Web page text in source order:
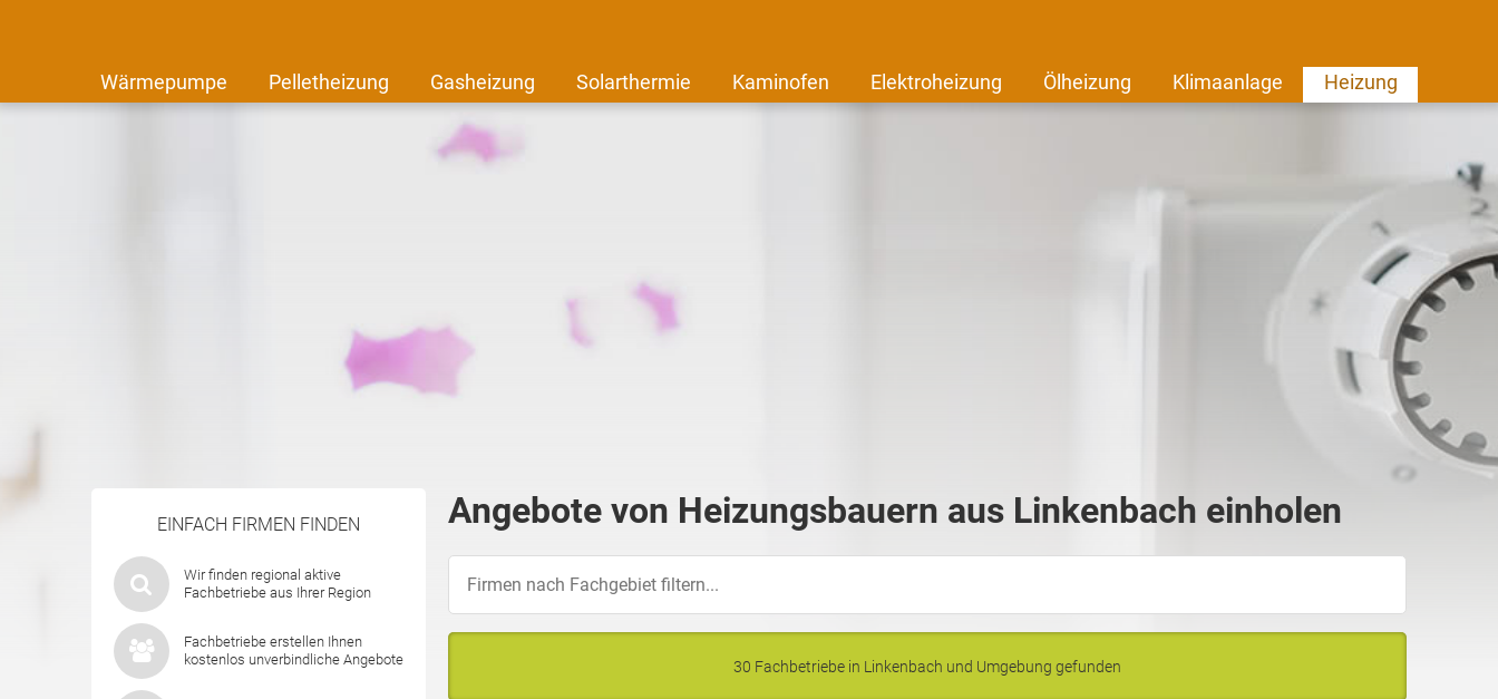
Wärmepumpe Pelletheizung Gasheizung Solarthermie Kaminofen Elektroheizung Ölheizung Klimaanlage Heizung
EINFACH FIRMEN FINDEN
Wir finden regional aktive
Fachbetriebe aus Ihrer Region
Fachbetriebe erstellen Ihnen
kostenlos unverbindliche Angebote
Angebote von Heizungsbauern aus Linkenbach einholen
30 Fachbetriebe in Linkenbach und Umgebung gefunden